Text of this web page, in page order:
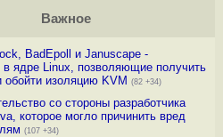
Важное
BadEpoll и Januscape -
в ядре Linux, позволяющие получить
обойти изоляцию KVM
(82 +34)
со стороны разработчика
которое могло причинить вред
(107 +34)